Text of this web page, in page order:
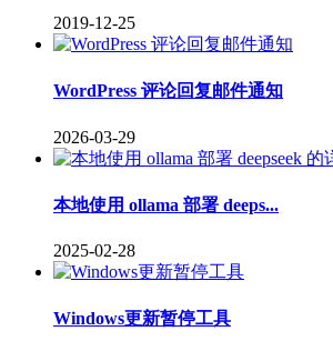
2019-12-25
WordPress 评论回复邮件通知
2026-03-29
本地使用 ollama 部署 deeps...
2025-02-28
Windows更新暂停工具